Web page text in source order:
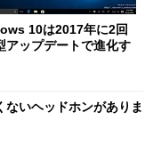
10は2017年に2回
アップデートで進化す
ないヘッドホンがありま